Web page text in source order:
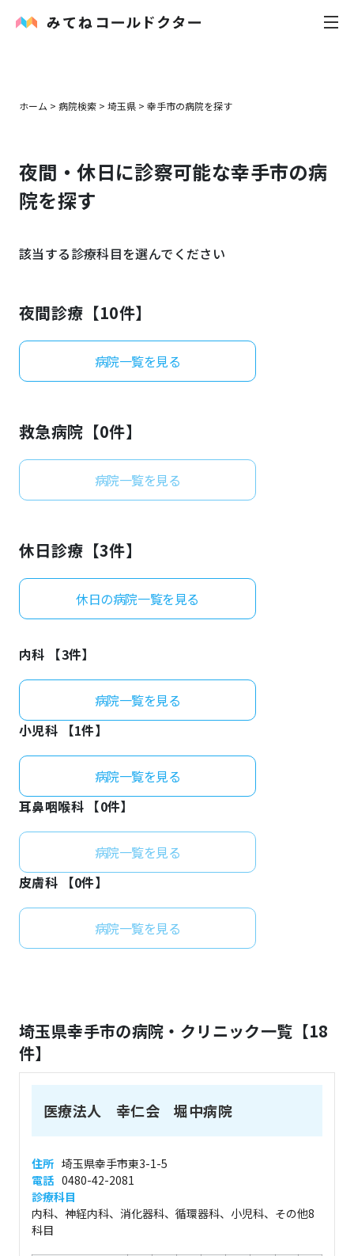
花粉症
感染症
お知らせ
よくあるご質問
ホーム > 病院検索 > 埼玉県 > 幸手市の病院を探す
夜間・休日に診察可能な幸手市の病
院を探す
該当する診療科目を選んでください
夜間診療【10件】
病院一覧を見る
救急病院【0件】
病院一覧を見る
休日診療【3件】
休日の病院一覧を見る
内科 【3件】
病院一覧を見る
小児科 【1件】
病院一覧を見る
耳鼻咽喉科 【0件】
病院一覧を見る
皮膚科 【0件】
病院一覧を見る
埼玉県幸手市の病院・クリニック一覧【18
件】
医療法人 幸仁会 堀中病院
住所 埼玉県幸手市東3-1-5
電話 0480-42-2081
診療科目
内科、神経内科、消化器科、循環器科、小児科、その他8
科目